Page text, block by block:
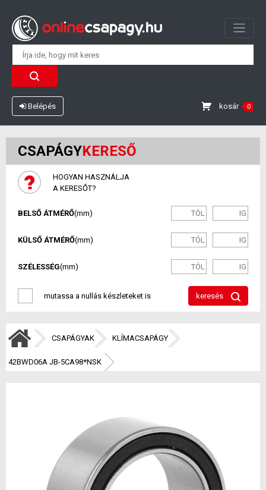
Belépés kosár 0
CSAPÁGYKERESŐ
HOGYAN HASZNÁLJA
A KERESŐT?
BELSŐ ÁTMÉRŐ(mm)
KÜLSŐ ÁTMÉRŐ(mm)
SZÉLESSÉG(mm)
mutassa a nullás készleteket is keresés
CSAPÁGYAK KLÍMACSAPÁGY
42BWD06A JB-5CA98*NSK